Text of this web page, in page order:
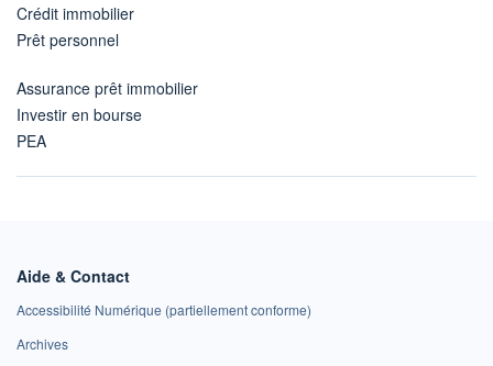
Crédit immobilier
Prêt personnel
Assurance prêt immobilier
Investir en bourse
PEA
Aide & Contact
Accessibilité Numérique (partiellement conforme)
Archives